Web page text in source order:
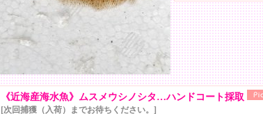
《近海産海水魚》ムスメウシノシタ…ハンドコート採取
[次回捕獲（入荷）までお待ちください。]